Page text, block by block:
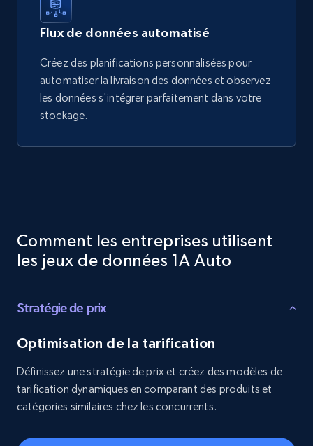
Flux de données automatisé
Créez des planifications personnalisées pour
automatiser la livraison des données et observez
les données s'intégrer parfaitement dans votre
stockage.
Comment les entreprises utilisent
les jeux de données 1A Auto
Stratégie de prix
Optimisation de la tarification
Définissez une stratégie de prix et créez des modèles de
tarification dynamiques en comparant des produits et
catégories similaires chez les concurrents.